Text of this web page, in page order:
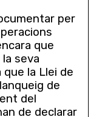
per
que
seva
la Llei de
de
del
de declarar